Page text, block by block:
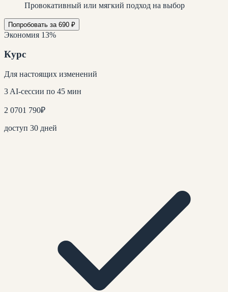
Провокативный или мягкий подход на выбор
Попробовать за 690 ₽
Экономия 13%
Курс
Для настоящих изменений
3 AI-сессии по 45 мин
2 0701 790₽
доступ 30 дней